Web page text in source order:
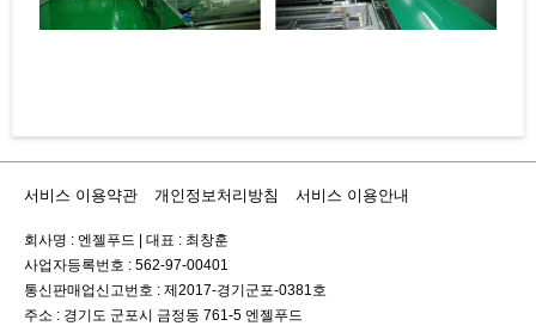
서비스 이용약관 개인정보처리방침 서비스 이용안내
회사명 : 엔젤푸드
대표 : 최창훈
사업자등록번호 : 562-97-00401
통신판매업신고번호 : 제2017-경기군포-0381호
주소 : 경기도 군포시 금정동 761-5 엔젤푸드